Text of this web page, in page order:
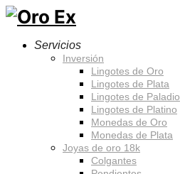
Servicios
Inversión
Lingotes de Oro
Lingotes de Plata
Lingotes de Paladio
Lingotes de Platino
Monedas de Oro
Monedas de Plata
Joyas de oro 18k
Colgantes